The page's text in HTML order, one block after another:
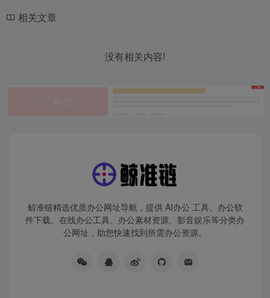
相关文章
没有相关内容!
鲸准链精选优质办公网址导航，提供 AI办公 工具、办公软
件下载、在线办公工具、办公素材资源、影音娱乐等分类办
公网址，助您快速找到所需办公资源。